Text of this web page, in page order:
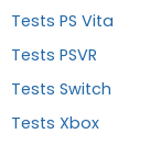
Tests PS Vita
Tests PSVR
Tests Switch
Tests Xbox